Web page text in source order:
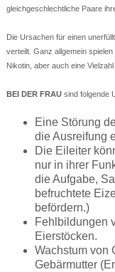
gleichgeschlechtliche Paare
Die Ursachen für einen
verteilt. Ganz allgemein
Nikotin, aber auch eine
BEI DER FRAUsind folgende
Eine Störung
die Ausreifung
Die Eileiter
nur in ihrer
die Aufgabe,
befruchtete
befördern.)
Fehlbildungen
Eierstöcken.
Wachstum von
Gebärmutter